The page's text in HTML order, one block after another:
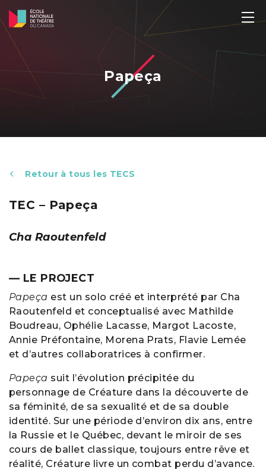
Papeça
Retour à tous les TECS
TEC – Papeça
Cha Raoutenfeld
— LE PROJECT
Papeça est un solo créé et interprété par Cha
Raoutenfeld et conceptualisé avec Mathilde
Boudreau, Ophélie Lacasse, Margot Lacoste,
Annie Préfontaine, Morena Prats, Flavie Lemée
et d’autres collaboratrices à confirmer.
Papeça suit l’évolution précipitée du
personnage de Créature dans la découverte de
sa féminité, de sa sexualité et de sa double
identité. Sur une période d’environ dix ans, entre
la Russie et le Québec, devant le miroir de ses
cours de ballet classique, toujours entre rêve et
réalité, Créature livre un combat perdu d’avance.